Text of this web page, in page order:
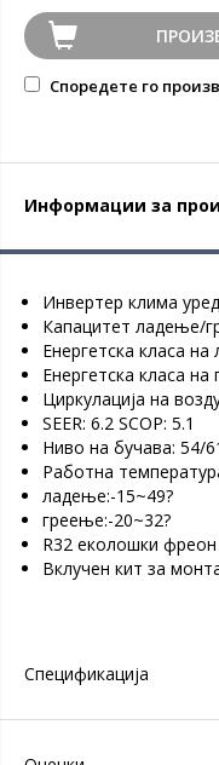
Споредете го
Информации за
Инвертер клима уред
Капацитет ладење/
Енергетска класа
Енергетска класа
Циркулација на
SEER: 6.2 SCOP: 5.1
Ниво на бучава: 54/
Работна
ладење:-15~49?
греење:-20~32?
R32 еколошки фреон
Вклучен кит за
Спецификација